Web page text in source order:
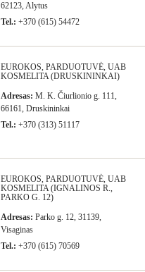
62123, Alytus
Tel.: +370 (615) 54472
EUROKOS, PARDUOTUVĖ, UAB
KOSMELITA (DRUSKININKAI)
Adresas: M. K. Čiurlionio g. 111,
66161, Druskininkai
Tel.: +370 (313) 51117
EUROKOS, PARDUOTUVĖ, UAB
KOSMELITA (IGNALINOS R.,
PARKO G. 12)
Adresas: Parko g. 12, 31139,
Visaginas
Tel.: +370 (615) 70569